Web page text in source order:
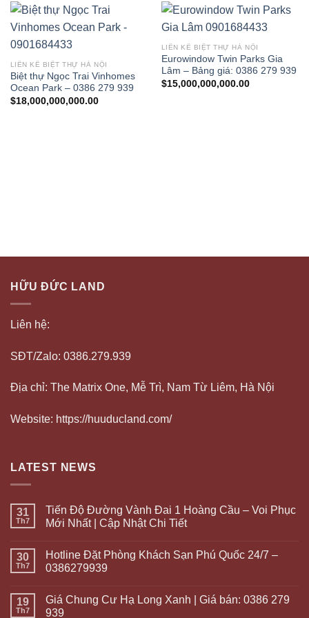
LIỀN KỀ BIỆT THỰ HÀ NỘI
Biệt thự Ngọc Trai Vinhomes
Ocean Park – 0386 279 939
$18,000,000,000.00
LIỀN KỀ BIỆT THỰ HÀ NỘI
Eurowindow Twin Parks Gia
Lâm – Bảng giá: 0386 279 939
$15,000,000,000.00
HỮU ĐỨC LAND
Liên hệ:
SĐT/Zalo: 0386.279.939
Địa chỉ: The Matrix One, Mễ Trì, Nam Từ Liêm, Hà Nội
Website: https://huuducland.com/
LATEST NEWS
31
Th7
Tiến Độ Đường Vành Đai 1 Hoàng Cầu – Voi Phục
Mới Nhất | Cập Nhật Chi Tiết
30
Th7
Hotline Đặt Phòng Khách Sạn Phú Quốc 24/7 –
0386279939
19
Th7
Giá Chung Cư Hạ Long Xanh | Giá bán: 0386 279
939